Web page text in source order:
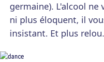
germaine). L'alcool ne
ni plus éloquent, il
insistant. Et plus relou.